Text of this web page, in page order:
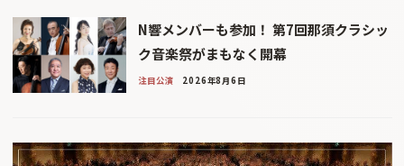
N響メンバーも参加！ 第7回那須クラシッ
ク音楽祭がまもなく開幕
注目公演 2026年8月6日